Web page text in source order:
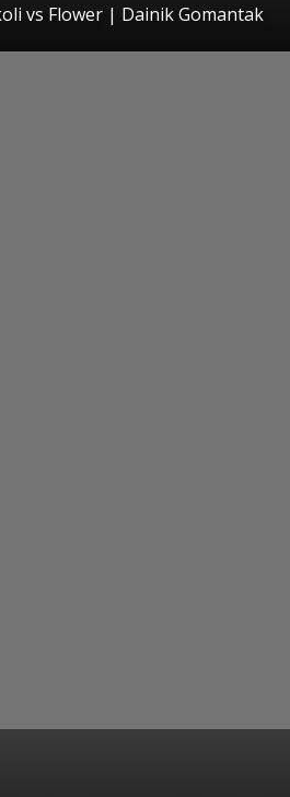
vs Flower | Dainik Gomantak